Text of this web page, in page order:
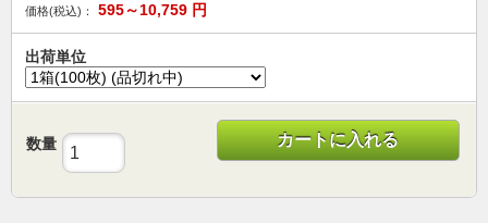
価格(税込)：
595～10,759 円
出荷単位
数量 カートに入れる